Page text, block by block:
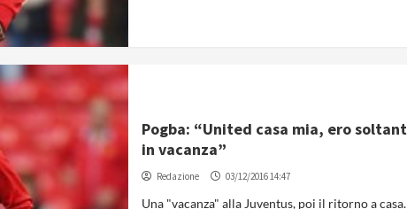
Pogba: “United casa mia, ero
in vacanza”
Redazione 03/12/2016 14:47
Una "vacanza" alla Juventus, poi il ritorno a